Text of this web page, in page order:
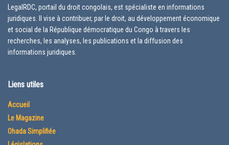
LegalRDC, portail du droit congolais, est spécialiste en informations
juridiques. Il vise à contribuer, par le droit, au développement économique
et social de la République démocratique du Congo à travers les
recherches, les analyses, les publications et la diffusion des
informations juridiques.
Liens utiles
Accueil
Le Magazine
Ohada Simplifiée